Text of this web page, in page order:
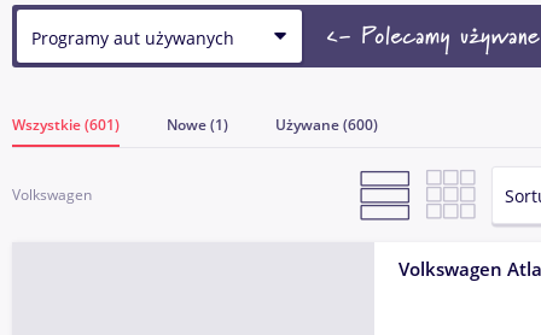
Wszystkie (601) Nowe (1) Używane (600)
Volkswagen
Volkswagen